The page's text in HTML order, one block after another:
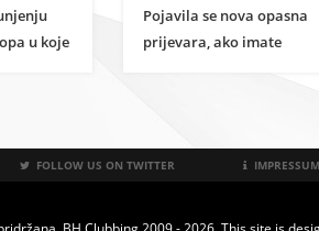
u koje
Pojavila se nova opasna
prijevara, ako imate
FOLLOW US ON TWITTER IMPRESSUM